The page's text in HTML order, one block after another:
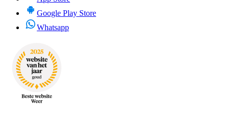
Google Play Store
Whatsapp